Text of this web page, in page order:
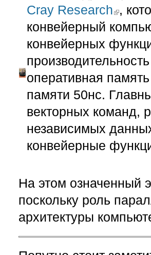
Cray Research (link is
,
конвейерный
конвейерных
оперативная
памяти 50нс.
векторных команд,
независимых
конвейерные
На этом означенный
поскольку роль
архитектуры